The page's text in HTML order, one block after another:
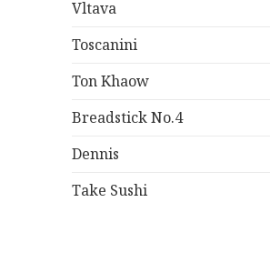
Vltava
Toscanini
Ton Khaow
Breadstick No.4
Dennis
Take Sushi